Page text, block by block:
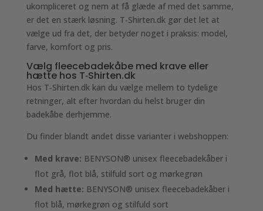
ukompliceret og nem at få glæde af med det samme,
er det en stærk løsning. T‑Shirten.dk gør det let at
vælge ud fra det, der betyder noget i praksis: model,
farve, komfort og pris.
Vælg fleecebadekåbe med krave eller
hætte hos T‑Shirten.dk
Hos T‑Shirten.dk kan du vælge mellem to tydelige
retninger, alt efter hvordan du helst bruger din
badekåbe derhjemme.
Du finder blandt andet disse varianter i webshoppen:
Med krave: BENYSON® unisex fleecebadekåber i
flot grå, flot blå, stilfuld sort og mørkegrøn
Med hætte: BENYSON® unisex fleecebadekåber i
flot blå, mørkegrøn og stilfuld sort